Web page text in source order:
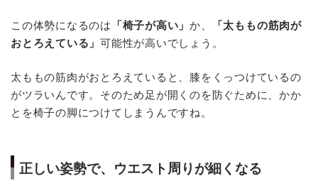
この体勢になるのは 「椅子が高い」か、
「太ももの筋肉が
おとろえている」可能性が高いでしょう。
太ももの筋肉がおとろえていると、膝をくっつけているの
がツラいんです。そのため足が開くのを防ぐために、かか
とを椅子の脚につけてしまうんですね。
正しい姿勢で、ウエスト周りが細くなる